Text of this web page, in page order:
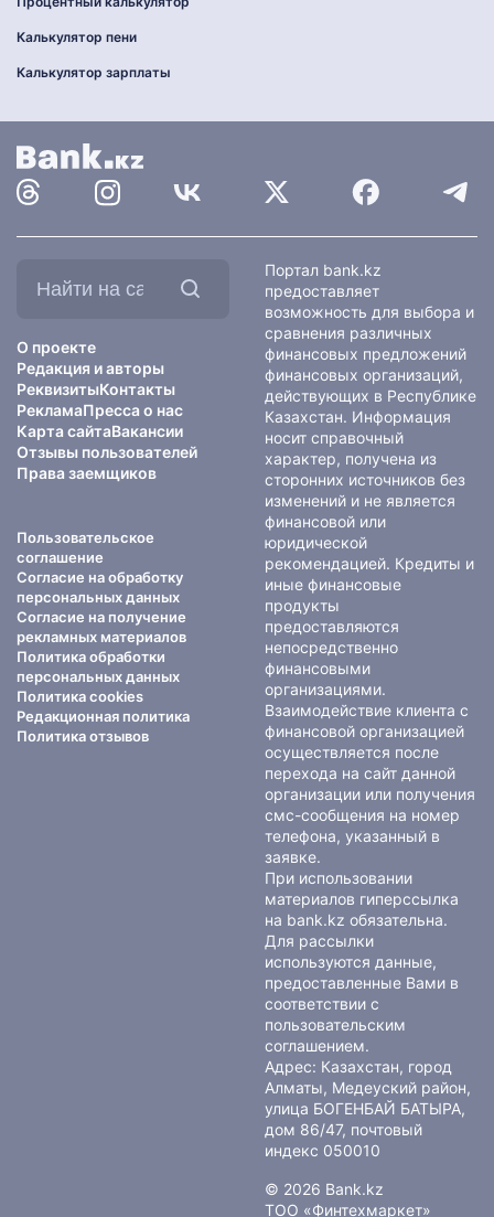
Калькулятор пени
Калькулятор зарплаты
О проекте
Редакция и авторы
РеквизитыКонтакты
РекламаПресса о нас
Карта сайтаВакансии
Отзывы пользователей
Права заемщиков
Пользовательское
соглашение
Согласие на обработку
персональных данных
Согласие на получение
рекламных материалов
Политика обработки
персональных данных
Политика cookies
Редакционная политика
Политика отзывов
Портал bank.kz
предоставляет
возможность для выбора и
сравнения различных
финансовых предложений
финансовых организаций,
действующих в Республике
Казахстан. Информация
носит справочный
характер, получена из
сторонних источников без
изменений и не является
финансовой или
юридической
рекомендацией. Кредиты и
иные финансовые
продукты
предоставляются
непосредственно
финансовыми
организациями.
Взаимодействие клиента с
финансовой организацией
осуществляется после
перехода на сайт данной
организации или получения
смс-сообщения на номер
телефона, указанный в
заявке.
При использовании
материалов гиперссылка
на bank.kz обязательна.
Для рассылки
используются данные,
предоставленные Вами в
соответствии с
пользовательским
соглашением.
Адрес: Казахстан, город
Алматы, Медеуский район,
улица БОГЕНБАЙ БАТЫРА,
дом 86/47, почтовый
индекс 050010
© 2026 Bank.kz
ТОО «Финтехмаркет»